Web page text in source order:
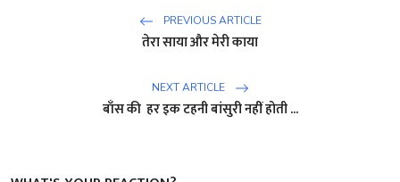
PREVIOUS ARTICLE
तेरा साया और मेरी काया
NEXT ARTICLE
बाँस की हर इक टहनी बांसुरी नहीं होती ...